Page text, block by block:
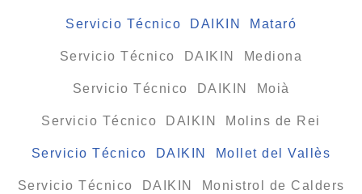
Servicio Técnico DAIKIN Mataró
Servicio Técnico DAIKIN Mediona
Servicio Técnico DAIKIN Moià
Servicio Técnico DAIKIN Molins de Rei
Servicio Técnico DAIKIN Mollet del Vallès
Servicio Técnico DAIKIN Monistrol de Calders